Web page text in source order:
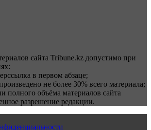
сайта Tribune.kz допустимо при
в первом абзаце;
не более 30% всего материала;
полного объёма материалов сайта
разрешение редакции.